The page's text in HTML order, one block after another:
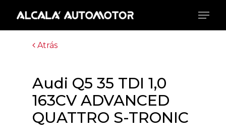
Menu
Atrás
Audi Q5 35 TDI 1,0
163CV ADVANCED
QUATTRO S-TRONIC
Close